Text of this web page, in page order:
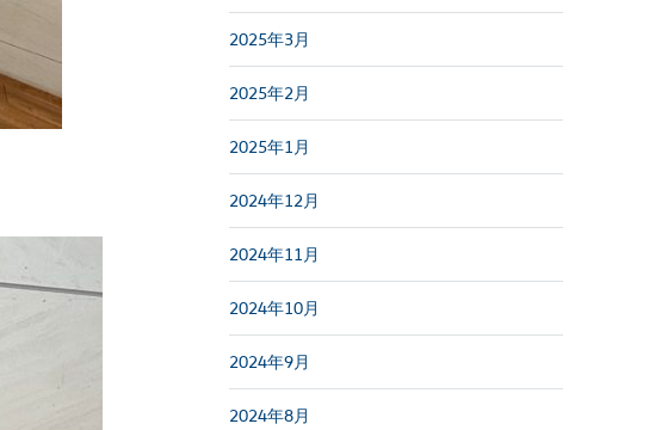
2025年3月
2025年2月
2025年1月
2024年12月
2024年11月
2024年10月
2024年9月
2024年8月